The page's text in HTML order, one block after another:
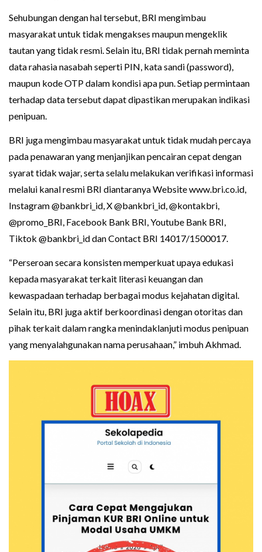
Sehubungan dengan hal tersebut, BRI mengimbau
masyarakat untuk tidak mengakses maupun mengeklik
tautan yang tidak resmi. Selain itu, BRI tidak pernah meminta
data rahasia nasabah seperti PIN, kata sandi (password),
maupun kode OTP dalam kondisi apa pun. Setiap permintaan
terhadap data tersebut dapat dipastikan merupakan indikasi
penipuan.
BRI juga mengimbau masyarakat untuk tidak mudah percaya
pada penawaran yang menjanjikan pencairan cepat dengan
syarat tidak wajar, serta selalu melakukan verifikasi informasi
melalui kanal resmi BRI diantaranya Website www.bri.co.id,
Instagram @bankbri_id, X @bankbri_id, @kontakbri,
@promo_BRI, Facebook Bank BRI, Youtube Bank BRI,
Tiktok @bankbri_id dan Contact BRI 14017/1500017.
“Perseroan secara konsisten memperkuat upaya edukasi
kepada masyarakat terkait literasi keuangan dan
kewaspadaan terhadap berbagai modus kejahatan digital.
Selain itu, BRI juga aktif berkoordinasi dengan otoritas dan
pihak terkait dalam rangka menindaklanjuti modus penipuan
yang menyalahgunakan nama perusahaan,” imbuh Akhmad.